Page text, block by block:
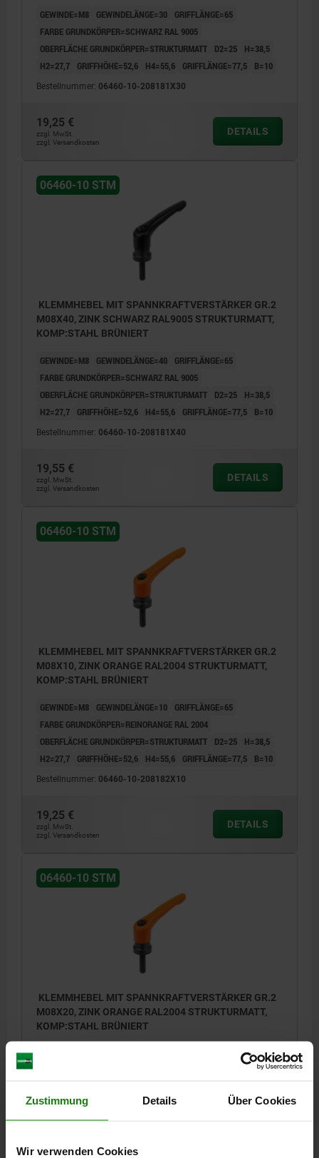
Zustimmung Details Über Cookies
Wir verwenden Cookies
GEWINDE=M8 GEWINDELÄNGE=30
GRIFFLÄNGE=65
FARBE GRUNDKÖRPER=SCHWARZ RAL 9005
OBERFLÄCHE GRUNDKÖRPER=STRUKTURMATT
D2=25
H=38,5
H2=27,7
GRIFFHÖHE=52,6 H4=55,6 GRIFFLÄNGE=77,5 B=10
Bestellnummer: 06460-10-208181X30
19,25 €
zzgl. MwSt.
zzgl. Versandkosten
DETAILS
06460-10 STM
KLEMMHEBEL MIT SPANNKRAFTVERSTÄRKER GR.2
M08X40, ZINK SCHWARZ RAL9005 STRUKTURMATT,
KOMP:STAHL BRÜNIERT
GEWINDE=M8 GEWINDELÄNGE=40
GRIFFLÄNGE=65
FARBE GRUNDKÖRPER=SCHWARZ RAL 9005
OBERFLÄCHE GRUNDKÖRPER=STRUKTURMATT
D2=25
H=38,5
H2=27,7
GRIFFHÖHE=52,6 H4=55,6 GRIFFLÄNGE=77,5 B=10
Bestellnummer: 06460-10-208181X40
19,55 €
zzgl. MwSt.
zzgl. Versandkosten
DETAILS
06460-10 STM
KLEMMHEBEL MIT SPANNKRAFTVERSTÄRKER GR.2
M08X10, ZINK ORANGE RAL2004 STRUKTURMATT,
KOMP:STAHL BRÜNIERT
GEWINDE=M8 GEWINDELÄNGE=10
GRIFFLÄNGE=65
FARBE GRUNDKÖRPER=REINORANGE RAL 2004
OBERFLÄCHE GRUNDKÖRPER=STRUKTURMATT
D2=25
H=38,5
H2=27,7
GRIFFHÖHE=52,6 H4=55,6 GRIFFLÄNGE=77,5 B=10
Bestellnummer: 06460-10-208182X10
19,25 €
zzgl. MwSt.
zzgl. Versandkosten
DETAILS
06460-10 STM
KLEMMHEBEL MIT SPANNKRAFTVERSTÄRKER GR.2
M08X20, ZINK ORANGE RAL2004 STRUKTURMATT,
KOMP:STAHL BRÜNIERT
H2=27,7
GRIFFHÖHE=52,6 H4=55,6 GRIFFLÄNGE=77,5 B=10